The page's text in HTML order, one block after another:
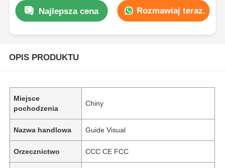
Najlepsza cena Rozmawiaj teraz.
OPIS PRODUKTU
Miejsce
pochodzenia
Chiny
Nazwa handlowa Guide Visual
Orzecznictwo CCC CE FCC